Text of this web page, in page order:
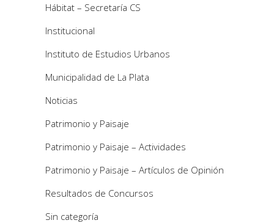
Hábitat – Secretaría CS
Institucional
Instituto de Estudios Urbanos
Municipalidad de La Plata
Noticias
Patrimonio y Paisaje
Patrimonio y Paisaje – Actividades
Patrimonio y Paisaje – Artículos de Opinión
Resultados de Concursos
Sin categoría